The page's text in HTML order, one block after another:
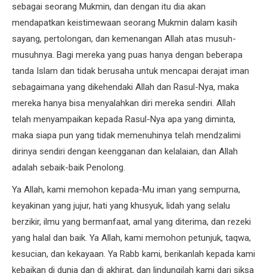
sebagai seorang Mukmin, dan dengan itu dia akan
mendapatkan keistimewaan seorang Mukmin dalam kasih
sayang, pertolongan, dan kemenangan Allah atas musuh-
musuhnya. Bagi mereka yang puas hanya dengan beberapa
tanda Islam dan tidak berusaha untuk mencapai derajat iman
sebagaimana yang dikehendaki Allah dan Rasul-Nya, maka
mereka hanya bisa menyalahkan diri mereka sendiri. Allah
telah menyampaikan kepada Rasul-Nya apa yang diminta,
maka siapa pun yang tidak memenuhinya telah mendzalimi
dirinya sendiri dengan keengganan dan kelalaian, dan Allah
adalah sebaik-baik Penolong.
Ya Allah, kami memohon kepada-Mu iman yang sempurna,
keyakinan yang jujur, hati yang khusyuk, lidah yang selalu
berzikir, ilmu yang bermanfaat, amal yang diterima, dan rezeki
yang halal dan baik. Ya Allah, kami memohon petunjuk, taqwa,
kesucian, dan kekayaan. Ya Rabb kami, berikanlah kepada kami
kebaikan di dunia dan di akhirat, dan lindungilah kami dari siksa